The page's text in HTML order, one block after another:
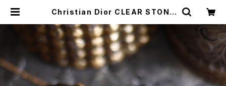
Christian Dior CLEAR STONE
リスチャンディオールクリアストーン
ハートデザインネックレス | Titti Vi
ntage